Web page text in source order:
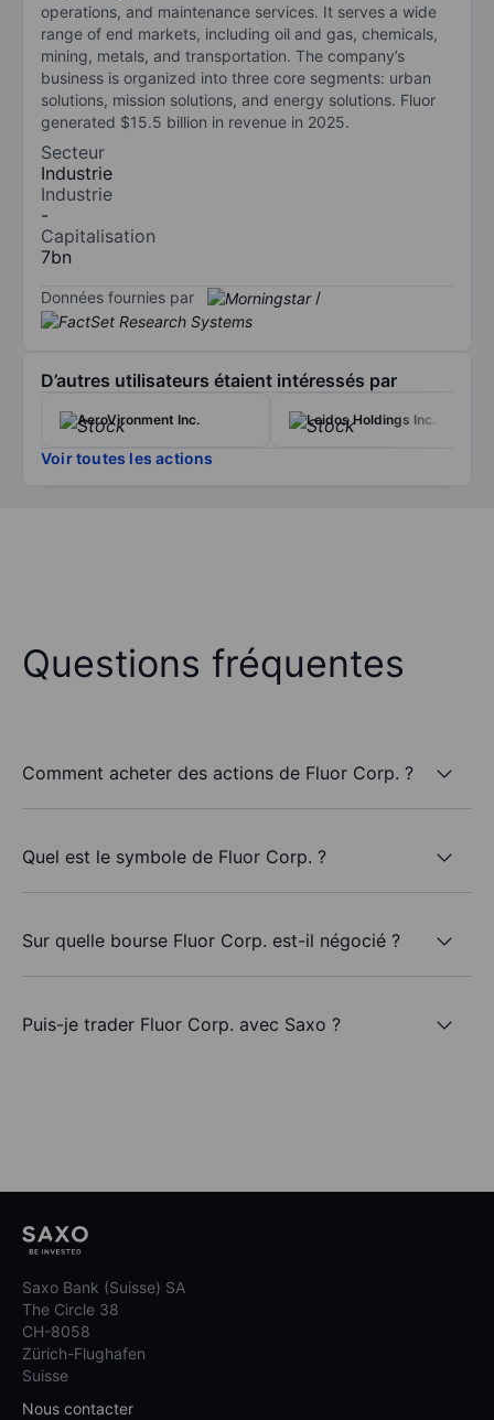
operations, and maintenance services. It serves a wide
range of end markets, including oil and gas, chemicals,
mining, metals, and transportation. The company’s
business is organized into three core segments: urban
solutions, mission solutions, and energy solutions. Fluor
generated $15.5 billion in revenue in 2025.
Secteur
Industrie
Industrie
-
Capitalisation
7bn
Données fournies par /
D’autres utilisateurs étaient intéressés par
AeroVironment Inc. Leidos Holdings Inc.
Voir toutes les actions
Questions fréquentes
Comment acheter des actions de Fluor Corp. ?
Quel est le symbole de Fluor Corp. ?
Sur quelle bourse Fluor Corp. est-il négocié ?
Puis-je trader Fluor Corp. avec Saxo ?
Saxo Bank (Suisse) SA
The Circle 38
CH-8058
Zürich-Flughafen
Suisse
Nous contacter